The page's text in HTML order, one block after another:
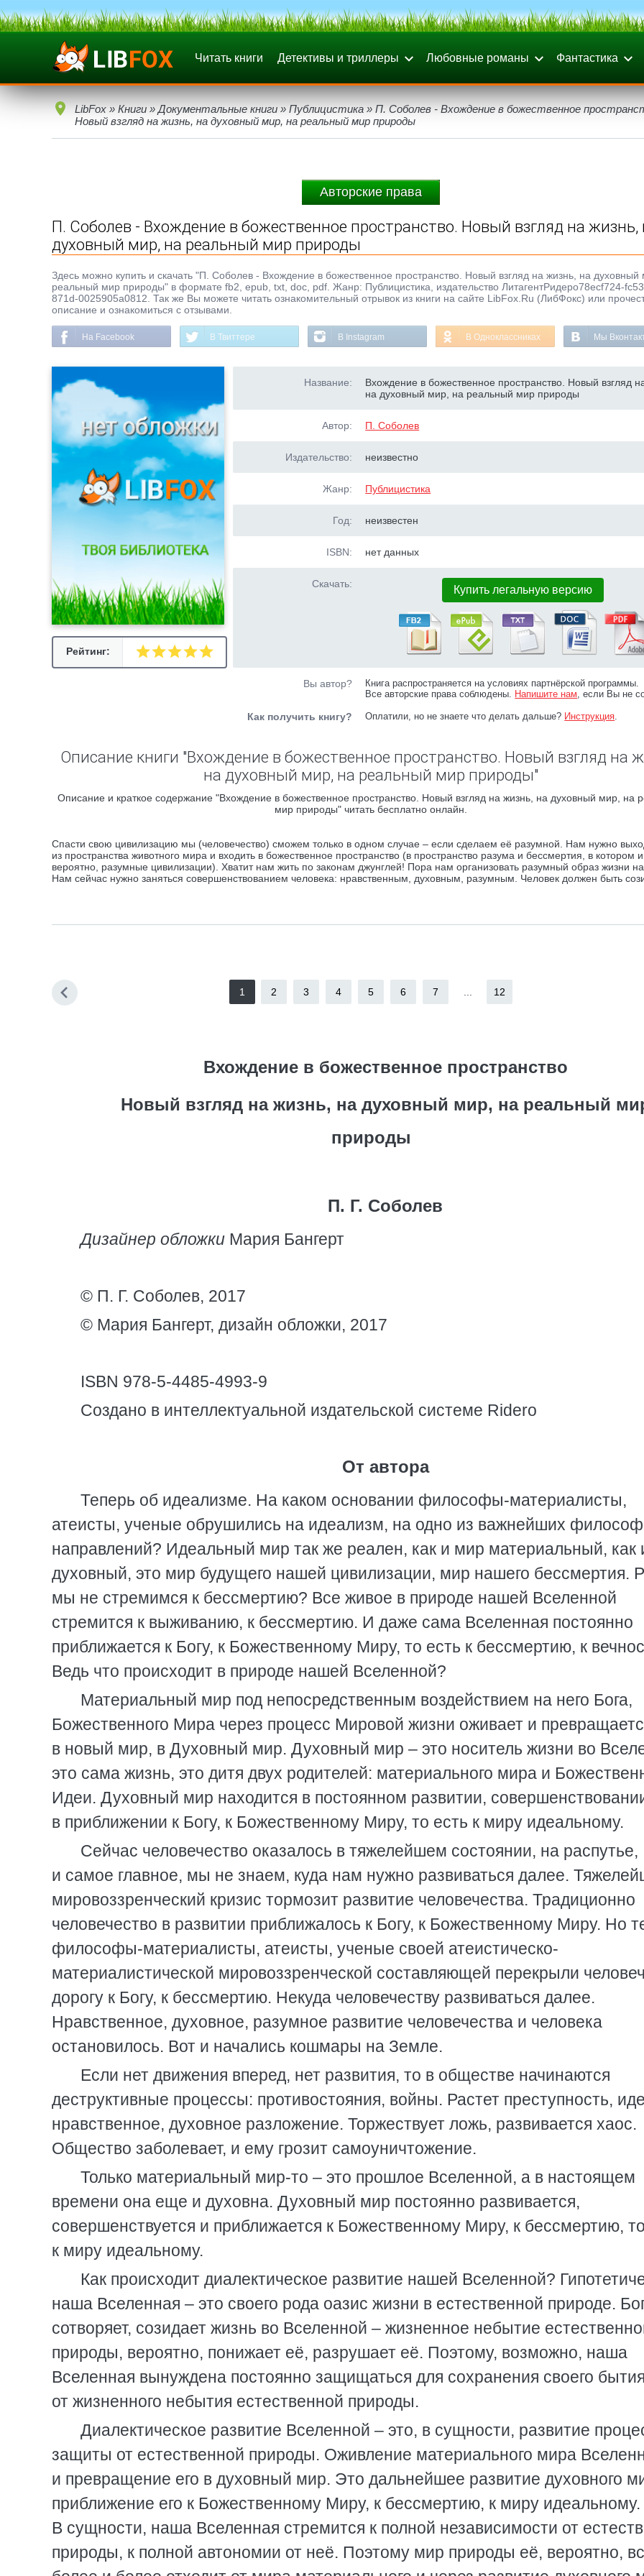
Читать книги Детективы и триллеры Любовные романы Фантастика
LibFox » Книги » Документальные книги » Публицистика » П. Соболев - Вхождение в божественное
Новый взгляд на жизнь, на духовный мир, на реальный мир природы
Авторские права
П. Соболев - Вхождение в божественное пространство. Новый взгляд на жизнь,
духовный мир, на реальный мир природы
Здесь можно купить и скачать "П. Соболев - Вхождение в божественное пространство. Новый взгляд на жизнь, на духовный
реальный мир природы" в формате fb2, epub, txt, doc, pdf. Жанр: Публицистика, издательство ЛитагентРидеро78ecf724-
871d-0025905a0812. Так же Вы можете читать ознакомительный отрывок из книги на сайте LibFox.Ru (ЛибФокс) или
описание и ознакомиться с отзывами.
На Facebook В Твиттере В Instagram В Одноклассниках Мы
Рейтинг:
Название:
Вхождение в божественное пространство. Новый взгляд
на духовный мир, на реальный мир природы
Автор: П. Соболев
Издательство: неизвестно
Жанр: Публицистика
Год: неизвестен
ISBN: нет данных
Скачать: Купить легальную версию
Вы автор?
Книга распространяется на условиях партнёрской программы.
Все авторские права соблюдены. Напишите нам, если Вы не
Как получить книгу? Оплатили, но не знаете что делать дальше? Инструкция.
Описание книги "Вхождение в божественное пространство. Новый взгляд на
на духовный мир, на реальный мир природы"
Описание и краткое содержание "Вхождение в божественное пространство. Новый взгляд на жизнь, на духовный мир, на
мир природы" читать бесплатно онлайн.
Спасти свою цивилизацию мы (человечество) сможем только в одном случае – если сделаем её разумной. Нам нужно
из пространства животного мира и входить в божественное пространство (в пространство разума и бессмертия, в котором
вероятно, разумные цивилизации). Хватит нам жить по законам джунглей! Пора нам организовать разумный образ жизни
Нам сейчас нужно заняться совершенствованием человека: нравственным, духовным, разумным. Человек должен быть
1 2 3 4 5 6 7 12
Вхождение в божественное пространство
Новый взгляд на жизнь, на духовный мир, на реальный
природы
П. Г. Соболев
Дизайнер обложки Мария Бангерт
© П. Г. Соболев, 2017
© Мария Бангерт, дизайн обложки, 2017
ISBN 978-5-4485-4993-9
Создано в интеллектуальной издательской системе Ridero
От автора
Теперь об идеализме. На каком основании философы-материалисты,
атеисты, ученые обрушились на идеализм, на одно из важнейших
направлений? Идеальный мир так же реален, как и мир материальный, как
духовный, это мир будущего нашей цивилизации, мир нашего бессмертия.
мы не стремимся к бессмертию? Все живое в природе нашей Вселенной
стремится к выживанию, к бессмертию. И даже сама Вселенная постоянно
приближается к Богу, к Божественному Миру, то есть к бессмертию, к
Ведь что происходит в природе нашей Вселенной?
Материальный мир под непосредственным воздействием на него Бога,
Божественного Мира через процесс Мировой жизни оживает и
в новый мир, в Духовный мир. Духовный мир – это носитель жизни во
это сама жизнь, это дитя двух родителей: материального мира и
Идеи. Духовный мир находится в постоянном развитии,
в приближении к Богу, к Божественному Миру, то есть к миру идеальному.
Сейчас человечество оказалось в тяжелейшем состоянии, на распутье,
и самое главное, мы не знаем, куда нам нужно развиваться далее.
мировоззренческий кризис тормозит развитие человечества. Традиционно
человечество в развитии приближалось к Богу, к Божественному Миру. Но
философы-материалисты, атеисты, ученые своей атеистическо-
материалистической мировоззренческой составляющей перекрыли
дорогу к Богу, к бессмертию. Некуда человечеству развиваться далее.
Нравственное, духовное, разумное развитие человечества и человека
остановилось. Вот и начались кошмары на Земле.
Если нет движения вперед, нет развития, то в обществе начинаются
деструктивные процессы: противостояния, войны. Растет преступность,
нравственное, духовное разложение. Торжествует ложь, развивается хаос.
Общество заболевает, и ему грозит самоуничтожение.
Только материальный мир-то – это прошлое Вселенной, а в настоящем
времени она еще и духовна. Духовный мир постоянно развивается,
совершенствуется и приближается к Божественному Миру, к бессмертию,
к миру идеальному.
Как происходит диалектическое развитие нашей Вселенной?
наша Вселенная – это своего рода оазис жизни в естественной природе.
сотворяет, созидает жизнь во Вселенной – жизненное небытие
природы, вероятно, понижает её, разрушает её. Поэтому, возможно, наша
Вселенная вынуждена постоянно защищаться для сохранения своего
от жизненного небытия естественной природы.
Диалектическое развитие Вселенной – это, в сущности, развитие
защиты от естественной природы. Оживление материального мира
и превращение его в духовный мир. Это дальнейшее развитие духовного
приближение его к Божественному Миру, к бессмертию, к миру идеальному.
В сущности, наша Вселенная стремится к полной независимости от
природы, к полной автономии от неё. Поэтому мир природы её, вероятно,